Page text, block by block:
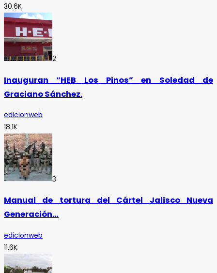
30.6K
2
Inauguran “HEB Los Pinos” en Soledad de
Graciano Sánchez.
edicionweb
18.1K
3
Manual de tortura del Cártel Jalisco Nueva
Generación…
edicionweb
11.6K